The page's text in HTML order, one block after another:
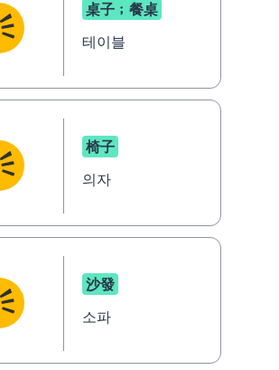
桌子﹔餐桌
테이블
椅子
의자
沙發
소파